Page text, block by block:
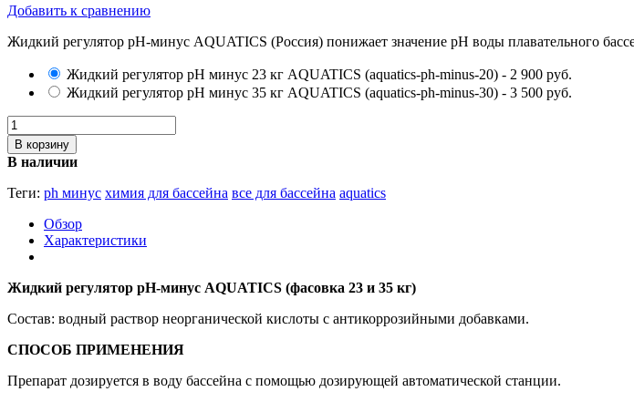
Добавить к сравнению
Жидкий регулятор рН-минус AQUATICS (Россия) понижает значение рН воды плавательного
Жидкий регулятор рН минус 23 кг AQUATICS (aquatics-ph-minus-20) - 2 900 руб.
Жидкий регулятор рН минус 35 кг AQUATICS (aquatics-ph-minus-30) - 3 500 руб.
В корзину
В наличии
Теги: ph минус химия для бассейна все для бассейна aquatics
Обзор
Характеристики
Жидкий регулятор рН-минус AQUATICS (фасовка 23 и 35 кг)
Состав: водный раствор неорганической кислоты с антикоррозийными добавками.
СПОСОБ ПРИМЕНЕНИЯ
Препарат дозируется в воду бассейна с помощью дозирующей автоматической станции.